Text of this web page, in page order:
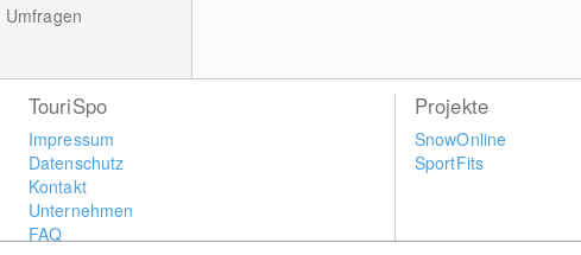
Umfragen
TouriSpo
Impressum
Datenschutz
Kontakt
Unternehmen
FAQ
Projekte
SnowOnline
SportFits